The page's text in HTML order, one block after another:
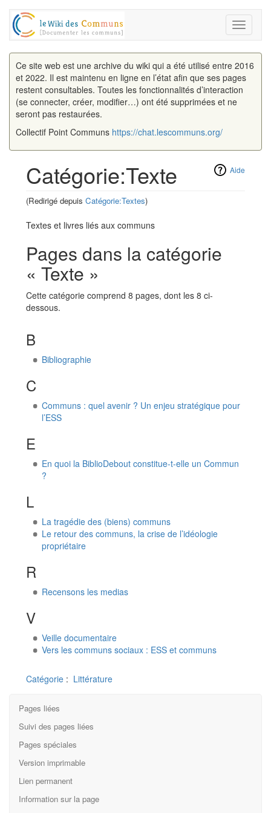
Toggle
Ce site web est une archive du wiki qui a été utilisé entre 2016
et 2022. Il est maintenu en ligne en l’état afin que ses pages
restent consultables. Toutes les fonctionnalités d’interaction
(se connecter, créer, modifier…) ont été supprimées et ne
seront pas restaurées.
Collectif Point Communs https://chat.lescommuns.org/
Aide
Catégorie:Texte
(Redirigé depuis Catégorie:Textes)
Textes et livres liés aux communs
Pages dans la catégorie
« Texte »
Cette catégorie comprend 8 pages, dont les 8 ci-
dessous.
B
Bibliographie
C
Communs : quel avenir ? Un enjeu stratégique pour
l’ESS
E
En quoi la BiblioDebout constitue-t-elle un Commun
?
L
La tragédie des (biens) communs
Le retour des communs, la crise de l’idéologie
propriétaire
R
Recensons les medias
V
Veille documentaire
Vers les communs sociaux : ESS et communs
Catégorie : Littérature
Pages liées
Suivi des pages liées
Pages spéciales
Version imprimable
Lien permanent
Information sur la page